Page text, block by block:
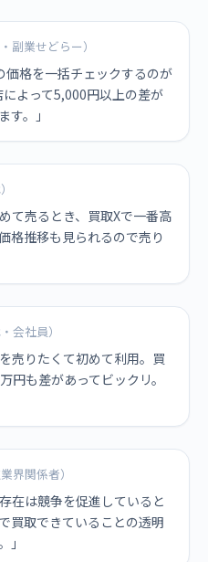
副業せどらー）
価格を一括チェックするのが
よって5,000円以上の差が
す。」
て売るとき、買取Xで一番高
格推移も見られるので売り
会社員）
売りたくて初めて利用。買
円も差があってビックリ。
界関係者）
在は競争を促進していると
買取できていることの透明
」